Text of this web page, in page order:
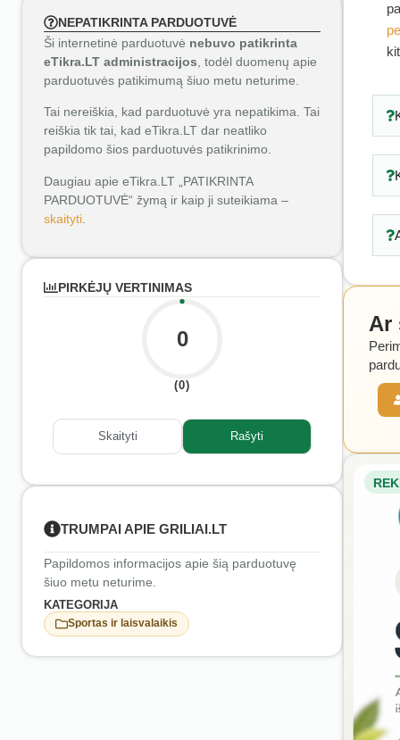
NEPATIKRINTA PARDUOTUVĖ
Ši internetinė parduotuvė nebuvo patikrinta
eTikra.LT administracijos , todėl duomenų apie
parduotuvės patikimumą šiuo metu neturime.
Tai nereiškia, kad parduotuvė yra nepatikima. Tai
reiškia tik tai, kad eTikra.LT dar neatliko
papildomo šios parduotuvės patikrinimo.
Daugiau apie eTikra.LT „PATIKRINTA
PARDUOTUVĖ“ žymą ir kaip ji suteikiama –
skaityti
PIRKĖJŲ VERTINIMAS
0
(0)
Skaityti Rašyti
TRUMPAI APIE GRILIAI.LT
Papildomos informacijos apie šią parduotuvę
šiuo metu neturime.
KATEGORIJA
Sportas ir laisvalaikis
Ar